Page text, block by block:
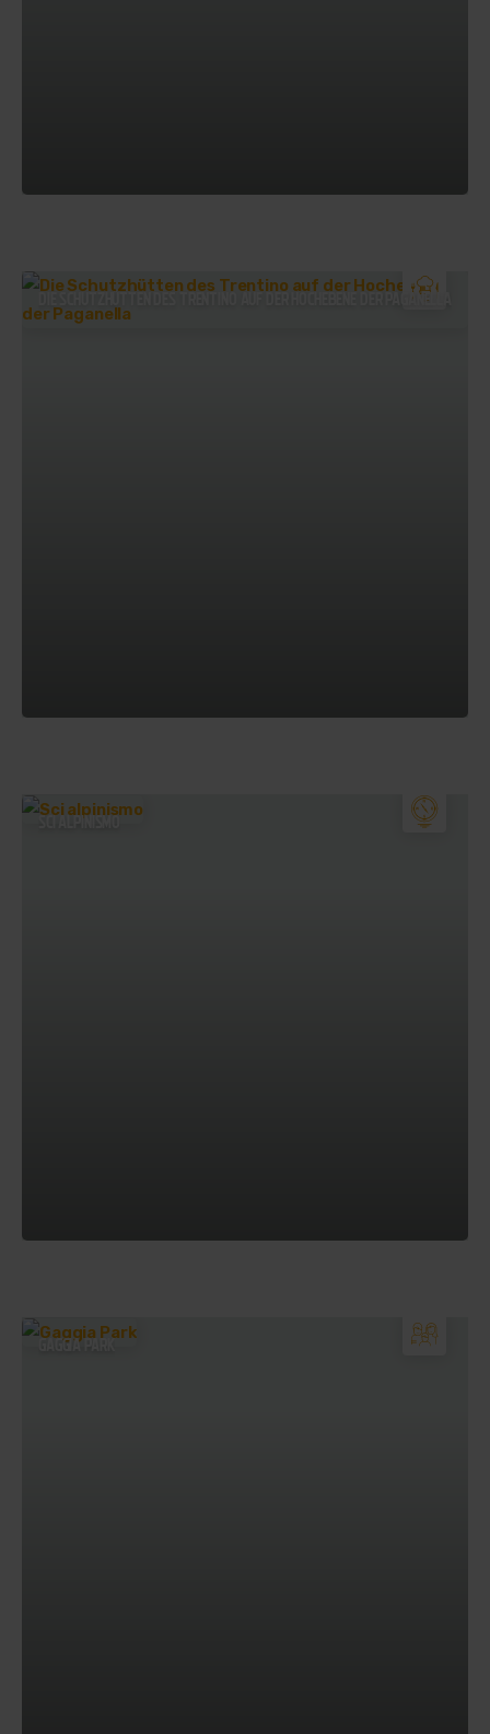
DIE SCHUTZHÜTTEN DES TRENTINO AUF DER HOCHEBENE DER PAGANELLA
SCI ALPINISMO
GAGGIA PARK